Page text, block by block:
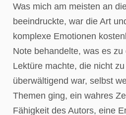
Was mich am meisten an
beeindruckte, war die Art
komplexe Emotionen
Note behandelte, was es
Lektüre machte, die nicht
überwältigend war, selbst
Themen ging, ein wahres
Fähigkeit des Autors, eine